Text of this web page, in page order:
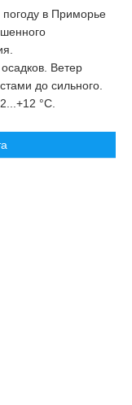
погоду в Приморье
Ветер
до сильного.
°C.